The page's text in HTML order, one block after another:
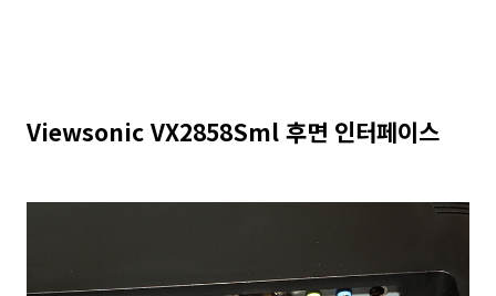
Viewsonic VX2858Sml 후면 인터페이스